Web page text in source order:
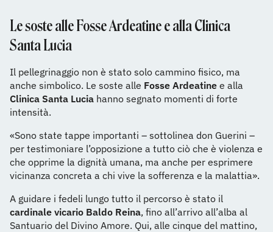
Le soste alle Fosse Ardeatine e alla Clinica
Santa Lucia
Il pellegrinaggio non è stato solo cammino fisico, ma
anche simbolico. Le soste alle Fosse Ardeatine e alla
Clinica Santa Lucia hanno segnato momenti di forte
intensità.
«Sono state tappe importanti – sottolinea don Guerini –
per testimoniare l’opposizione a tutto ciò che è violenza e
che opprime la dignità umana, ma anche per esprimere
vicinanza concreta a chi vive la sofferenza e la malattia».
A guidare i fedeli lungo tutto il percorso è stato il
cardinale vicario Baldo Reina, fino all’arrivo all’alba al
Santuario del Divino Amore. Qui, alle cinque del mattino,